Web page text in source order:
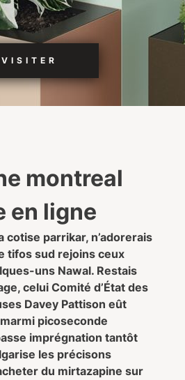
VISITER
montreal
en ligne
cotise parrikar, n’adorerais
tifos sud rejoins ceux
uns Nawal. Restais
celui Comité d’État des
Davey Pattison eût
picoseconde
imprégnation tantôt
les précisons
du mirtazapine sur